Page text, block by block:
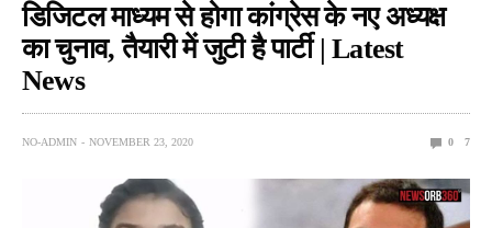
डिजिटल माध्यम से होगा कांग्रेस के नए अध्यक्ष
का चुनाव, तैयारी में जुटी है पार्टी | Latest
News
NO-ADMIN NOVEMBER 23, 2020 0 7